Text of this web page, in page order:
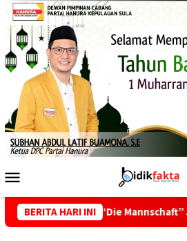
Loncat
konten
Mobile
BERITA HARI INI
“Die Mannschaft” Jerman di